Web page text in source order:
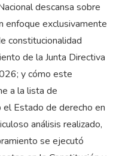
descansa sobre
enfoque exclusivamente
constitucionalidad
de la Junta Directiva
y cómo este
a la lista de
Estado de derecho en
análisis realizado,
se ejecutó